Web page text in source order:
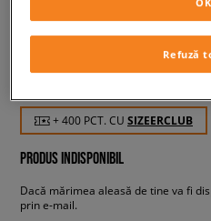
bărbați, sneakers
399,99 RON
+ 400 PCT. CU SIZEERCLUB
PRODUS INDISPONIBIL
Dacă mărimea aleasă de tine va fi
prin e-mail.
Refuză